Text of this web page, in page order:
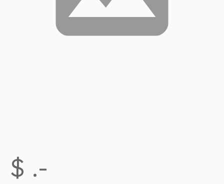
$ .-